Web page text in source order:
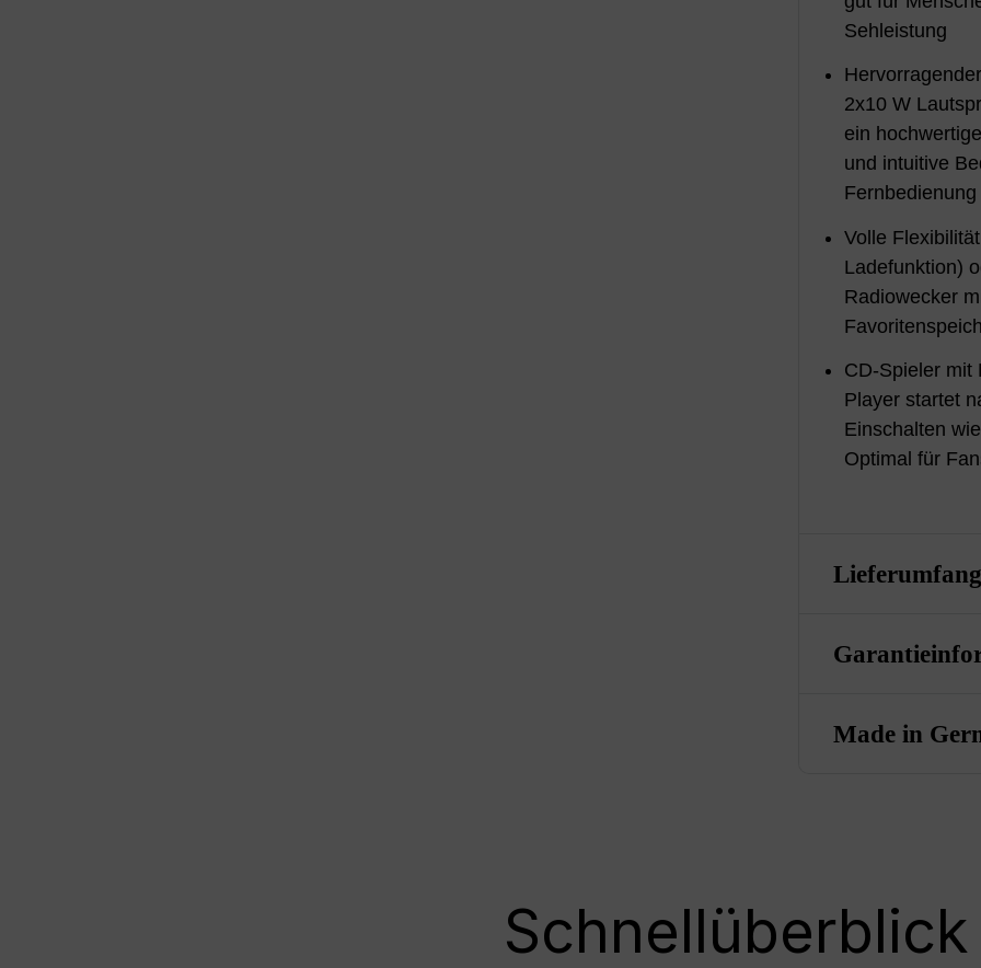
Sehleistung
2x10 W
ein
und intuitive
Fernbedienung
Volle
Ladefunktion)
Radiowecker
CD-Spieler mit
Player startet
Einschalten
Optimal für
Lieferumfang
Made in
Schnellüberblick